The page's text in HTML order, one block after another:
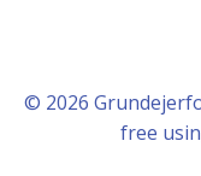
© 2026
free